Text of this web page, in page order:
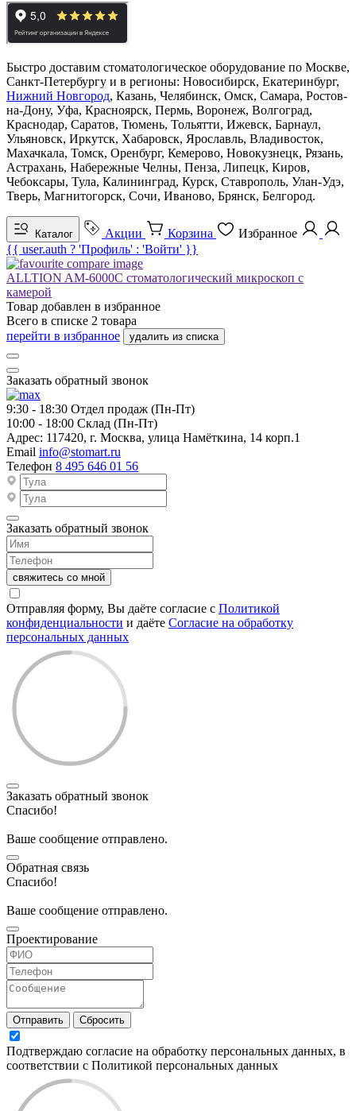
Быстро доставим стоматологическое оборудование по Москве,
Санкт-Петербургу и в регионы: Новосибирск, Екатеринбург,
Нижний Новгород, Казань, Челябинск, Омск, Самара, Ростов-
на-Дону, Уфа, Красноярск, Пермь, Воронеж, Волгоград,
Краснодар, Саратов, Тюмень, Тольятти, Ижевск, Барнаул,
Ульяновск, Иркутск, Хабаровск, Ярославль, Владивосток,
Махачкала, Томск, Оренбург, Кемерово, Новокузнецк, Рязань,
Астрахань, Набережные Челны, Пенза, Липецк, Киров,
Чебоксары, Тула, Калининград, Курск, Ставрополь, Улан-Удэ,
Тверь, Магнитогорск, Сочи, Иваново, Брянск, Белгород.
Каталог Акции Корзина
Избранное
{{ user.auth ? 'Профиль' : 'Войти' }}
ALLTION AM-6000C стоматологический микроскоп с
камерой
Товар добавлен в избранное
Всего в списке 2 товара
перейти в избранное
удалить из списка
Заказать обратный звонок
9:30 - 18:30 Отдел продаж (Пн-Пт)
10:00 - 18:00 Склад (Пн-Пт)
Адрес: 117420, г. Москва, улица Намёткина, 14 корп.1
Email info@stomart.ru
Телефон 8 495 646 01 56
Заказать обратный звонок
свяжитесь со мной
Отправляя форму, Вы даёте согласие с Политикой
конфиденциальности и даёте Согласие на обработку
персональных данных
Заказать обратный звонок
Спасибо!
Ваше сообщение отправлено.
Обратная связь
Спасибо!
Ваше сообщение отправлено.
Проектирование
Отправить Сбросить
Подтверждаю согласие на обработку персональных данных, в
соответствии с Политикой персональных данных